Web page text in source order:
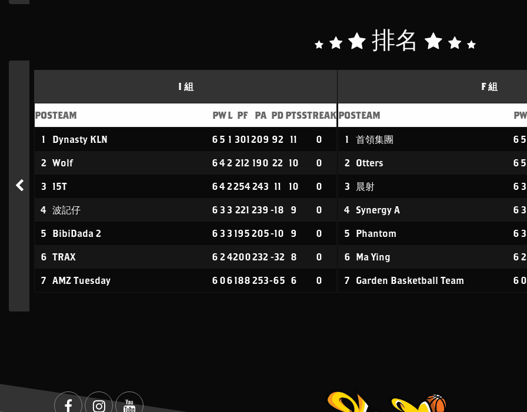
排名
I 組
POSTEAM PWL PF PA PD PTSSTREAK
1 Dynasty KLN 6 5 1 301209 92 11 0
2 Wolf 642 212 190 22 10 0
3 15T 642254243 11 10 0
4 波記仔 6 3 3 221 239 -18 9 0
5 BibiDada 2 6 3 3 195 205-10 9 0
6 TRAX 6 24200232 -32 8 0
7 AMZ Tuesday 6 06 188 253-65 6 0
F 組
POSTEAM PW
1 首領集團 6 5
2 Otters 6 5
3 晨射 6 3
4 Synergy A 6 3
5 Phantom 6 3
6 Ma Ying 6 2
7 Garden Basketball Team 6 0